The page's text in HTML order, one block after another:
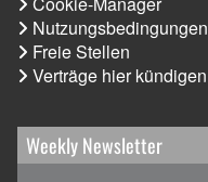
Nutzungsbedingungen
Freie Stellen
Verträge hier kündigen
Weekly Newsletter